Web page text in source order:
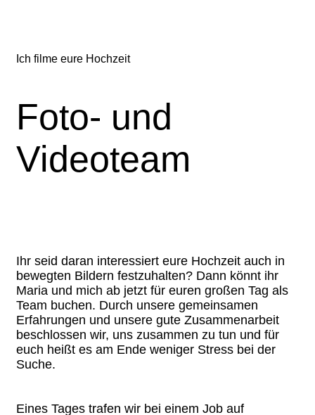
Ich filme eure Hochzeit
Foto- und
Videoteam
Ihr seid daran interessiert eure Hochzeit auch in
bewegten Bildern festzuhalten? Dann könnt ihr
Maria und mich ab jetzt für euren großen Tag als
Team buchen. Durch unsere gemeinsamen
Erfahrungen und unsere gute Zusammenarbeit
beschlossen wir, uns zusammen zu tun und für
euch heißt es am Ende weniger Stress bei der
Suche.
Eines Tages trafen wir bei einem Job auf